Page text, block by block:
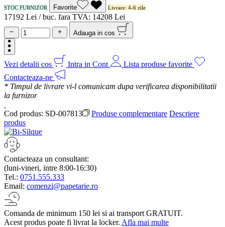
STOC FURNIZOR Favorite Livrare: 4-6 zile
17192 Lei / buc. fara TVA: 14208 Lei
Adauga in cos
Vezi detalii cos Intra in Cont
Lista produse favorite
Contacteaza-ne
* Timpul de livrare vi-l comunicam dupa verificarea disponibilitatii
la furnizor
Cod produs: SD-007813 Produse complementare Descriere
produs
Contacteaza un consultant:
(luni-vineri, intre 8:00-16:30)
Tel.: 0751.555.333
Email: comenzi@papetarie.ro
Comanda de minimum 150 lei si ai transport GRATUIT.
Acest produs poate fi livrat la locker. Afla mai multe